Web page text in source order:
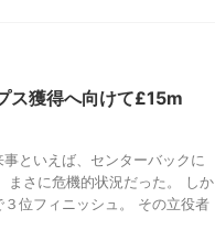
ス獲得へ向けて£15m
といえば、センターバックに
まさに危機的状況だった。 しか
位フィニッシュ。 その立役者